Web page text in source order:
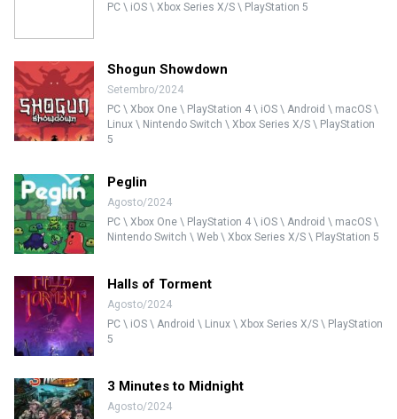
PC \ iOS \ Xbox Series X/S \ PlayStation 5
Shogun Showdown
Setembro/2024
PC \ Xbox One \ PlayStation 4 \ iOS \ Android \ macOS \
Linux \ Nintendo Switch \ Xbox Series X/S \ PlayStation
5
Peglin
Agosto/2024
PC \ Xbox One \ PlayStation 4 \ iOS \ Android \ macOS \
Nintendo Switch \ Web \ Xbox Series X/S \ PlayStation 5
Halls of Torment
Agosto/2024
PC \ iOS \ Android \ Linux \ Xbox Series X/S \ PlayStation
5
3 Minutes to Midnight
Agosto/2024